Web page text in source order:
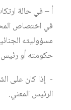
أ – في حالة
في اختصاص
مسؤوليته
حكومته أو رئيس،
- إذا كان على
الرئيس المعني.